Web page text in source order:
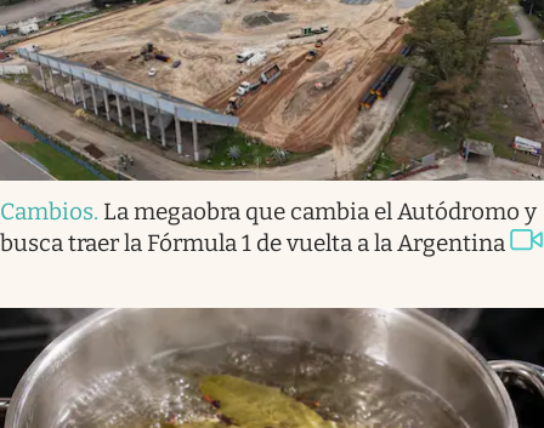
Cambios. La megaobra que cambia el Autódromo y
busca traer la Fórmula 1 de vuelta a la Argentina